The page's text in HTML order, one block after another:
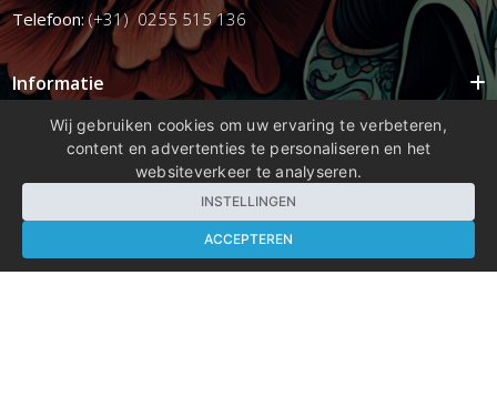
Telefoon:(+31) 0255 515 136
Informatie
Mijn account
Wij gebruiken cookies om uw ervaring te verbeteren,
content en advertenties te personaliseren en het
websiteverkeer te analyseren.
INSTELLINGEN
ACCEPTEREN